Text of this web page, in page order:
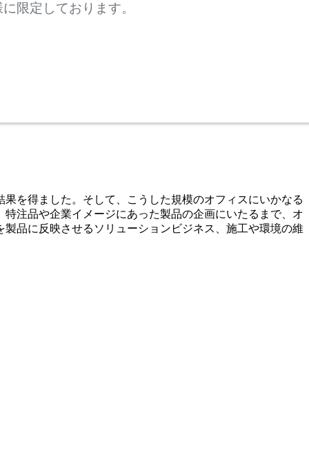
限定しております。
を得ました。そして、こうした規模のオフィスにいかなる
注品や企業イメージにあった製品の企画にいたるまで、オ
品に反映させるソリューションビジネス、施工や環境の維